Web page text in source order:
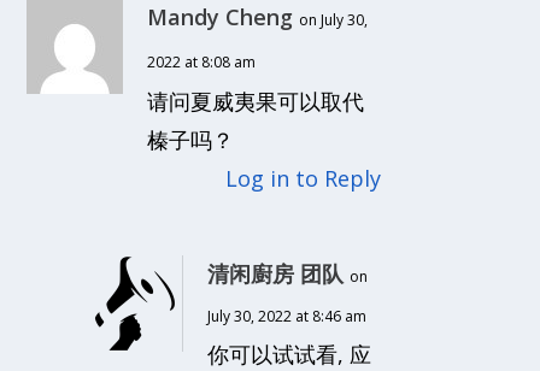
Mandy Cheng on July 30,
2022 at 8:08 am
请问夏威夷果可以取代
榛子吗？
Log in to Reply
清闲廚房 团队 on
July 30, 2022 at 8:46 am
你可以试试看, 应